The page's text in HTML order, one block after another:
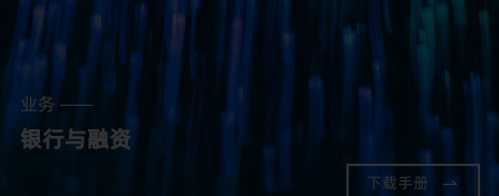
业务
银行与融资
下载手册